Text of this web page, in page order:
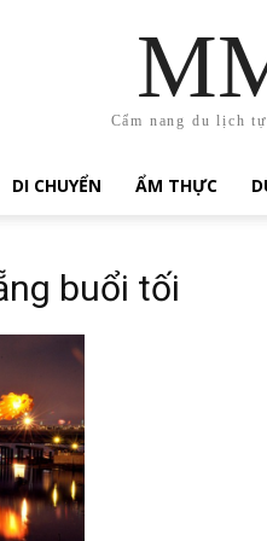
Cẩm nang du lịch
DI CHUYỂN ẨM THỰC
buổi tối